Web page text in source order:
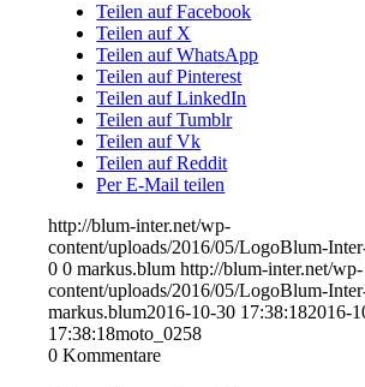
Teilen auf Facebook
Teilen auf X
Teilen auf WhatsApp
Teilen auf Pinterest
Teilen auf LinkedIn
Teilen auf Tumblr
Teilen auf Vk
Teilen auf Reddit
Per E-Mail teilen
http://blum-inter.net/wp-
content/uploads/2016/05/LogoBlum-
0 0 markus.blum http://blum-inter.net/wp-
content/uploads/2016/05/LogoBlum-
markus.blum2016-10-30 17:38:182016-
17:38:18moto_0258
0 Kommentare